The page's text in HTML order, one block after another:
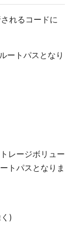
れるコードに
ートパスとなり
レージボリュー
トパスとなりま
)